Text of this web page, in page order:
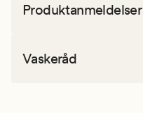
Produktanmeldelser
Vaskeråd